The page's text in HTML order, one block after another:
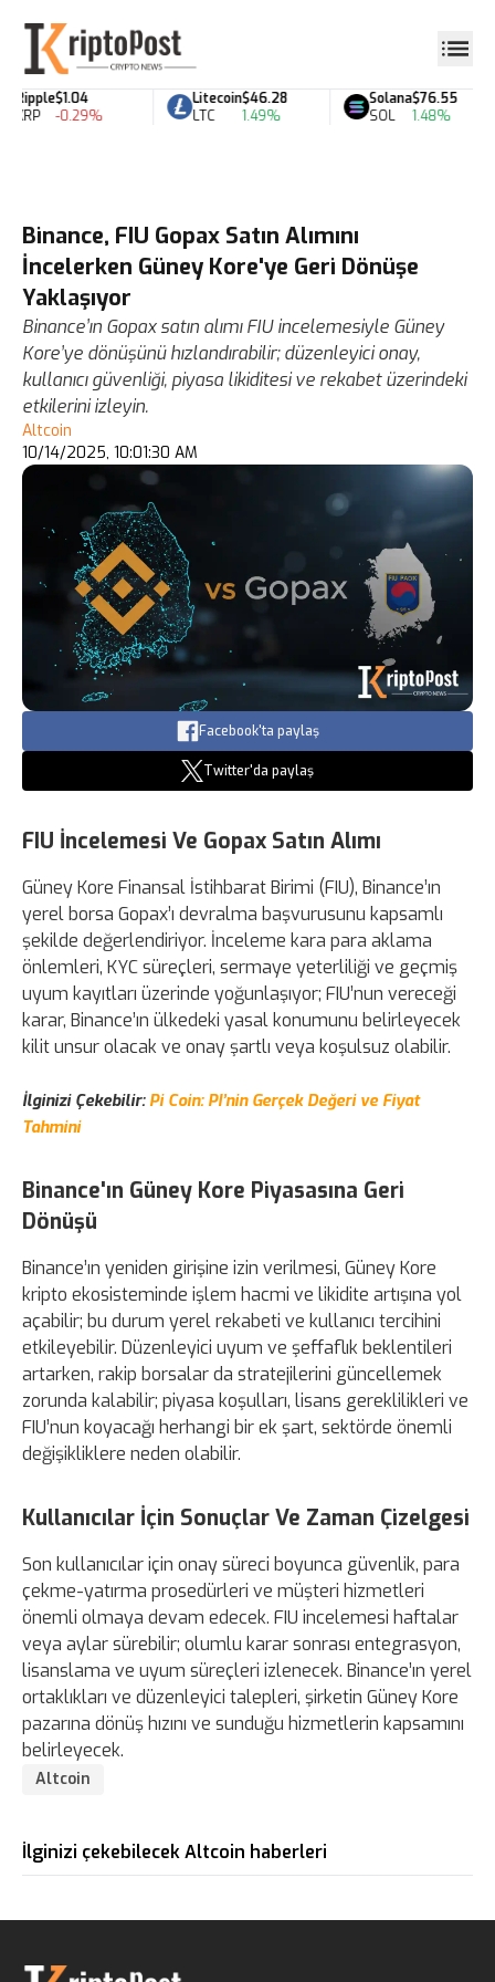
Ripple
XRP
$1.04
-0.29%
Litecoin
LTC
$46.28
1.49%
Solana
SOL
$76.55
1.48%
Binance, FIU Gopax Satın Alımını
İncelerken Güney Kore'ye Geri Dönüşe
Yaklaşıyor
Binance’ın Gopax satın alımı FIU incelemesiyle Güney
Kore’ye dönüşünü hızlandırabilir; düzenleyici onay,
kullanıcı güvenliği, piyasa likiditesi ve rekabet üzerindeki
etkilerini izleyin.
Altcoin
10/14/2025, 10:01:30 AM
Facebook'ta paylaş
Twitter'da paylaş
FIU İncelemesi Ve Gopax Satın Alımı
Güney Kore Finansal İstihbarat Birimi (FIU), Binance’ın
yerel borsa Gopax’ı devralma başvurusunu kapsamlı
şekilde değerlendiriyor. İnceleme kara para aklama
önlemleri, KYC süreçleri, sermaye yeterliliği ve geçmiş
uyum kayıtları üzerinde yoğunlaşıyor; FIU’nun vereceği
karar, Binance’ın ülkedeki yasal konumunu belirleyecek
kilit unsur olacak ve onay şartlı veya koşulsuz olabilir.
İlginizi Çekebilir: Pi Coin: PI’nin Gerçek Değeri ve Fiyat
Tahmini
Binance'ın Güney Kore Piyasasına Geri
Dönüşü
Binance’ın yeniden girişine izin verilmesi, Güney Kore
kripto ekosisteminde işlem hacmi ve likidite artışına yol
açabilir; bu durum yerel rekabeti ve kullanıcı tercihini
etkileyebilir. Düzenleyici uyum ve şeffaflık beklentileri
artarken, rakip borsalar da stratejilerini güncellemek
zorunda kalabilir; piyasa koşulları, lisans gereklilikleri ve
FIU’nun koyacağı herhangi bir ek şart, sektörde önemli
değişikliklere neden olabilir.
Kullanıcılar İçin Sonuçlar Ve Zaman Çizelgesi
Son kullanıcılar için onay süreci boyunca güvenlik, para
çekme-yatırma prosedürleri ve müşteri hizmetleri
önemli olmaya devam edecek. FIU incelemesi haftalar
veya aylar sürebilir; olumlu karar sonrası entegrasyon,
lisanslama ve uyum süreçleri izlenecek. Binance’ın yerel
ortaklıkları ve düzenleyici talepleri, şirketin Güney Kore
pazarına dönüş hızını ve sunduğu hizmetlerin kapsamını
belirleyecek.
Altcoin
İlginizi çekebilecek Altcoin haberleri